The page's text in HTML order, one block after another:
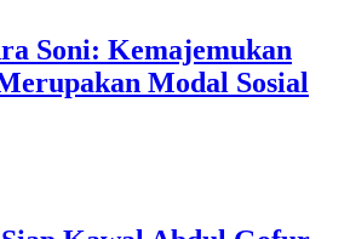
Soni: Kemajemukan
Modal Sosial